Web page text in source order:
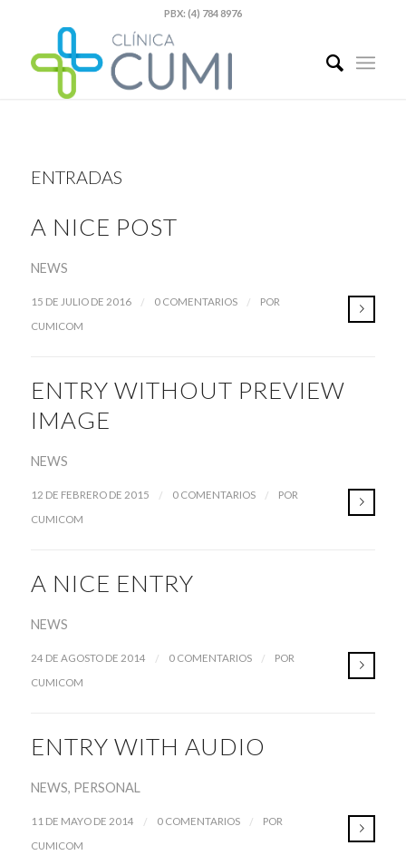
PBX: (4) 784 8976
ENTRADAS
A NICE POST
NEWS
15 DE JULIO DE 2016 / 0 COMENTARIOS / POR
CUMICOM
ENTRY WITHOUT PREVIEW
IMAGE
NEWS
12 DE FEBRERO DE 2015 / 0 COMENTARIOS / POR
CUMICOM
A NICE ENTRY
NEWS
24 DE AGOSTO DE 2014 / 0 COMENTARIOS / POR
CUMICOM
ENTRY WITH AUDIO
NEWS, PERSONAL
11 DE MAYO DE 2014 / 0 COMENTARIOS / POR
CUMICOM